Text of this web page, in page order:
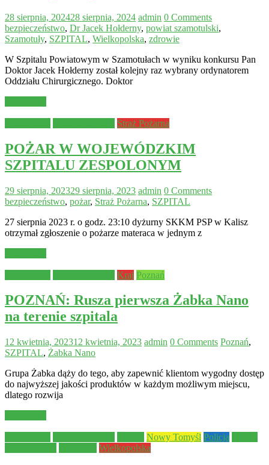
28 sierpnia, 202428 sierpnia, 2024 admin 0 Comments
bezpieczeństwo, Dr Jacek Hołderny, powiat szamotulski,
Szamotuły, SZPITAL, Wielkopolska, zdrowie
W Szpitalu Powiatowym w Szamotułach w wyniku konkursu Pan
Doktor Jacek Hołderny został kolejny raz wybrany ordynatorem
Oddziału Chirurgicznego. Doktor
Straż Pożarna
POŻAR W WOJEWÓDZKIM
SZPITALU ZESPOLONYM
29 sierpnia, 202329 sierpnia, 2023 admin 0 Comments
bezpieczeństwo, pożar, Straż Pożarna, SZPITAL
27 sierpnia 2023 r. o godz. 23:10 dyżurny SKKM PSP w Kalisz
otrzymał zgłoszenie o pożarze materaca w jednym z
Kraj Poznań
POZNAŃ: Rusza pierwsza Żabka Nano
na terenie szpitala
12 kwietnia, 202312 kwietnia, 2023 admin 0 Comments Poznań,
SZPITAL, Żabka Nano
Grupa Żabka dąży do tego, aby zapewnić klientom wygodny dostęp
do najwyższej jakości produktów w każdym możliwym miejscu,
dlatego rozwija
Nowy Tomyśl Policja
Wielkopolska